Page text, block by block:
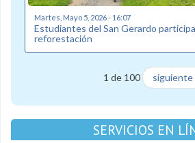
Martes, Mayo 5, 2026 - 16:07
Estudiantes del San Gerardo
reforestación
1 de 100 siguiente
SERVICIOS EN